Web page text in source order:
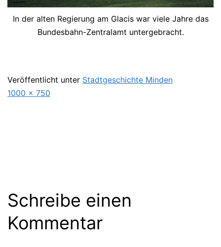
In der alten Regierung am Glacis war viele Jahre das
Bundesbahn-Zentralamt untergebracht.
Veröffentlicht unter Stadtgeschichte Minden
Originalgröße
1000 × 750
Schreibe einen
Kommentar